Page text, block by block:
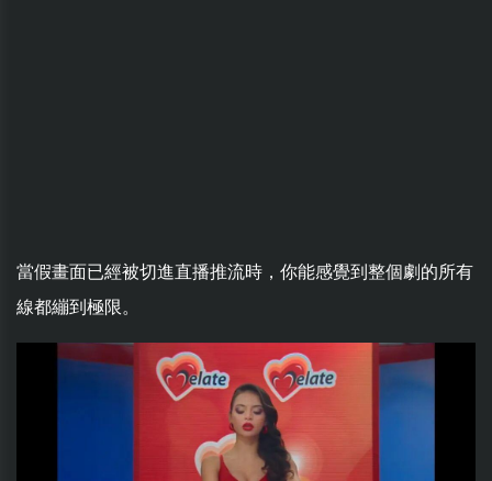
當假畫面已經被切進直播推流時，你能感覺到整個劇的所有
線都繃到極限。